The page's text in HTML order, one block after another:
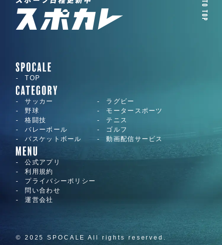
TOP
サッカー
ラグビー
野球
モータースポーツ
格闘技
テニス
バレーボール
ゴルフ
バスケットボール
動画配信サービス
公式アプリ
利用規約
プライバシーポリシー
問い合わせ
運営会社
© 2025 SPOCALE All rights reserved.